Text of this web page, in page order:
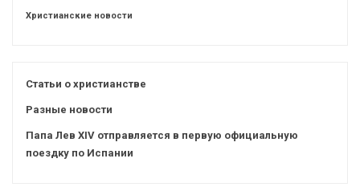
Христианские новости
Статьи о христианстве
Разные новости
Папа Лев XIV отправляется в первую официальную
поездку по Испании